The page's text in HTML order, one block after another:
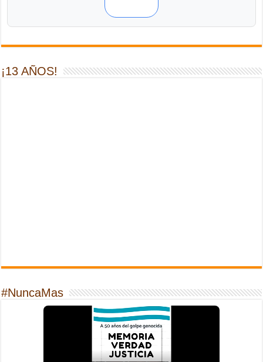
¡13 AÑOS!
#NuncaMas